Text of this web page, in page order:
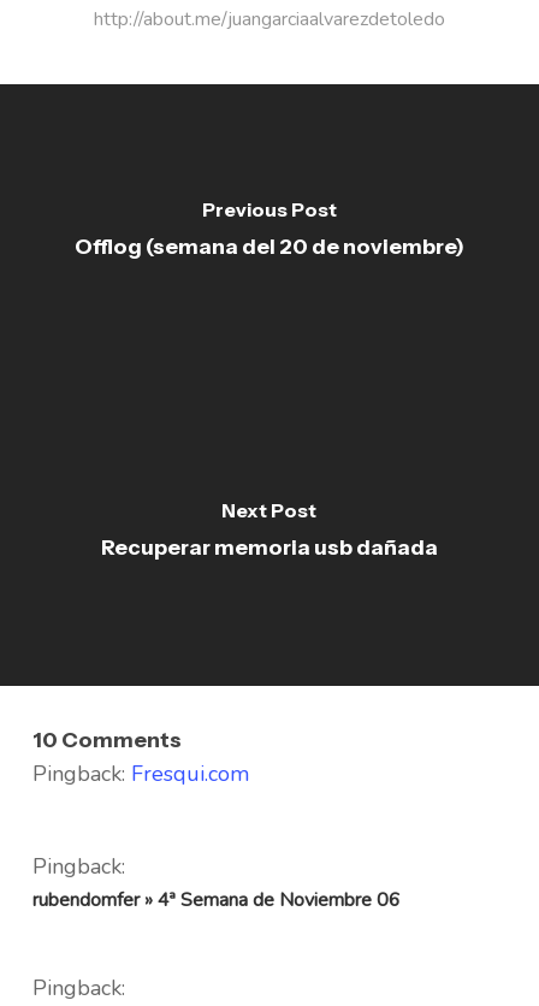
http://about.me/juangarciaalvarezdetoledo
Previous Post
Offlog (semana del 20 de noviembre)
Next Post
Recuperar memoria usb dañada
10 Comments
Pingback: Fresqui.com
Pingback:
rubendomfer » 4ª Semana de Noviembre 06
Pingback: